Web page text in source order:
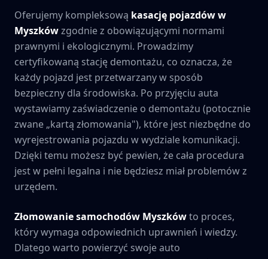
Oferujemy kompleksową kasację pojazdów w
Myszkówzgodnie z obowiązującymi normami
prawnymi i ekologicznymi. Prowadzimy
certyfikowaną stację demontażu, co oznacza, że
każdy pojazd jest przetwarzany w sposób
bezpieczny dla środowiska. Po przyjęciu auta
wystawiamy zaświadczenie o demontażu (potocznie
zwane „kartą złomowania"), które jest niezbędne do
wyrejestrowania pojazdu w wydziale komunikacji.
Dzięki temu możesz być pewien, że cała procedura
jest w pełni legalna i nie będziesz miał problemów z
urzędem.
Złomowanie samochodów Myszkówto proces,
który wymaga odpowiednich uprawnień i wiedzy.
Dlatego warto powierzyć swoje auto